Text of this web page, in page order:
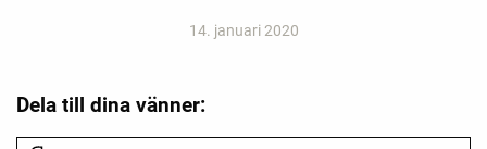
14. januari 2020
Dela till dina vänner: